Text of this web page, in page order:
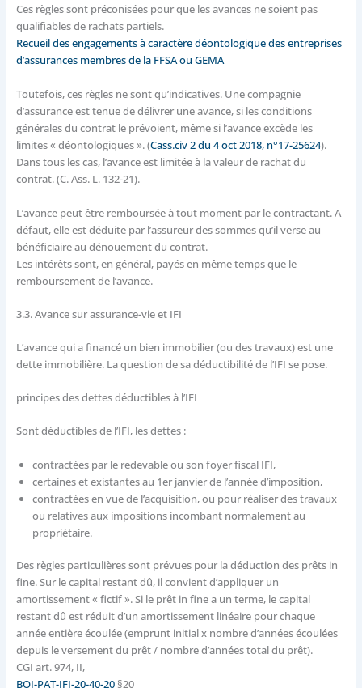
Ces règles sont préconisées pour que les avances ne soient pas
qualifiables de rachats partiels.
Recueil des engagements à caractère déontologique des entreprises
d’assurances membres de la FFSA ou GEMA
Toutefois, ces règles ne sont qu’indicatives. Une compagnie
d’assurance est tenue de délivrer une avance, si les conditions
générales du contrat le prévoient, même si l’avance excède les
limites « déontologiques ». (Cass.civ 2 du 4 oct 2018, n°17-25624).
Dans tous les cas, l’avance est limitée à la valeur de rachat du
contrat. (C. Ass. L. 132-21).
L’avance peut être remboursée à tout moment par le contractant. A
défaut, elle est déduite par l’assureur des sommes qu’il verse au
bénéficiaire au dénouement du contrat.
Les intérêts sont, en général, payés en même temps que le
remboursement de l’avance.
3.3. Avance sur assurance-vie et IFI
L’avance qui a financé un bien immobilier (ou des travaux) est une
dette immobilière. La question de sa déductibilité de l’IFI se pose.
principes des dettes déductibles à l’IFI
Sont déductibles de l’IFI, les dettes :
contractées par le redevable ou son foyer fiscal IFI,
certaines et existantes au 1er janvier de l’année d’imposition,
contractées en vue de l’acquisition, ou pour réaliser des travaux
ou relatives aux impositions incombant normalement au
propriétaire.
Des règles particulières sont prévues pour la déduction des prêts in
fine. Sur le capital restant dû, il convient d’appliquer un
amortissement « fictif ». Si le prêt in fine a un terme, le capital
restant dû est réduit d’un amortissement linéaire pour chaque
année entière écoulée (emprunt initial x nombre d’années écoulées
depuis le versement du prêt / nombre d’années total du prêt).
CGI art. 974, II,
BOI-PAT-IFI-20-40-20§20